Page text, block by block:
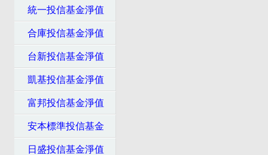
統一投信基金淨值
合庫投信基金淨值
台新投信基金淨值
凱基投信基金淨值
富邦投信基金淨值
安本標準投信基金
日盛投信基金淨值